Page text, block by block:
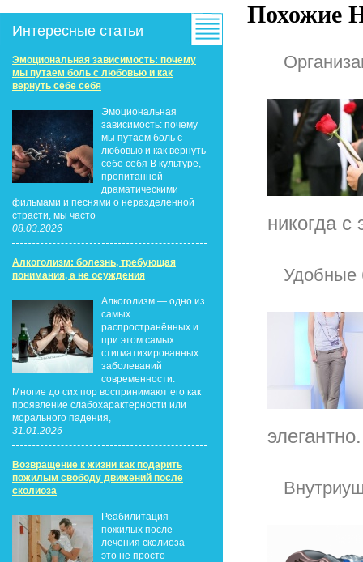
Интересные статьи
Эмоциональная зависимость: почему
мы путаем боль с любовью и как
вернуть себе себя
Эмоциональная
зависимость: почему
мы путаем боль с
любовью и как вернуть
себе себя В культуре,
пропитанной
драматическими
фильмами и песнями о неразделенной
страсти, мы часто
08.03.2026
Алкоголизм: болезнь, требующая
понимания, а не осуждения
Алкоголизм — одно из
самых
распространённых и
при этом самых
стигматизированных
заболеваний
современности.
Многие до сих пор воспринимают его как
проявление слабохарактерности или
морального падения,
31.01.2026
Возвращение к жизни как подарить
пожилым свободу движений после
сколиоза
Реабилитация
пожилых после
лечения сколиоза —
это не просто
Похожие
никогда с
Удобные